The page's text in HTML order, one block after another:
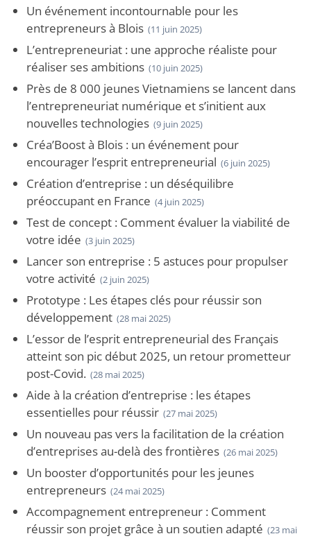
Un événement incontournable pour les
entrepreneurs à Blois (11 juin 2025)
L’entrepreneuriat : une approche réaliste pour
réaliser ses ambitions (10 juin 2025)
Près de 8 000 jeunes Vietnamiens se lancent dans
l’entrepreneuriat numérique et s’initient aux
nouvelles technologies (9 juin 2025)
Créa’Boost à Blois : un événement pour
encourager l’esprit entrepreneurial (6 juin 2025)
Création d’entreprise : un déséquilibre
préoccupant en France (4 juin 2025)
Test de concept : Comment évaluer la viabilité de
votre idée (3 juin 2025)
Lancer son entreprise : 5 astuces pour propulser
votre activité (2 juin 2025)
Prototype : Les étapes clés pour réussir son
développement (28 mai 2025)
L’essor de l’esprit entrepreneurial des Français
atteint son pic début 2025, un retour prometteur
post-Covid. (28 mai 2025)
Aide à la création d’entreprise : les étapes
essentielles pour réussir (27 mai 2025)
Un nouveau pas vers la facilitation de la création
d’entreprises au-delà des frontières (26 mai 2025)
Un booster d’opportunités pour les jeunes
entrepreneurs (24 mai 2025)
Accompagnement entrepreneur : Comment
réussir son projet grâce à un soutien adapté (23 mai